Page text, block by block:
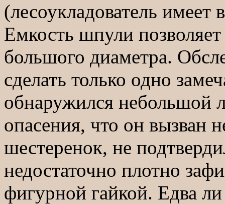
(лесоукладователь имеет
Емкость шпули
большого диаметра.
сделать только одно
обнаружился небольшой
опасения, что он вызван
шестеренок, не
недостаточно плотно
фигурной гайкой. Едва ли